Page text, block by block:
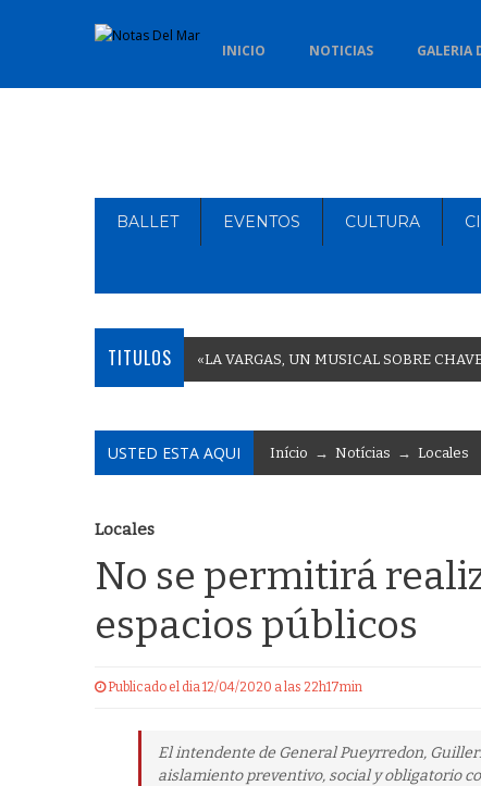
INICIO NOTICIAS GALERIA
BALLET EVENTOS CULTURA
TITULOS «LA VARGAS, UN MUSICAL SOBRE CHAV
USTED ESTA AQUI Início → Notícias → Locales
Locales
No se permitirá
espacios públicos
Publicado el dia 12/04/2020 a las 22h17min
El intendente de General Pueyrredon,
aislamiento preventivo, social y obligatorio